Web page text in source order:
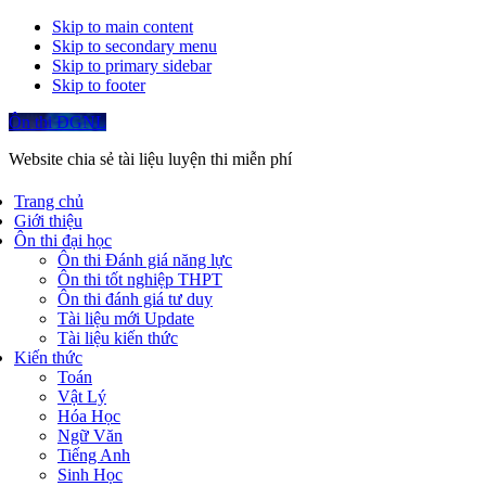
Skip to main content
Skip to secondary menu
Skip to primary sidebar
Skip to footer
Ôn thi ĐGNL
Website chia sẻ tài liệu luyện thi miễn phí
Trang chủ
Giới thiệu
Ôn thi đại học
Ôn thi Đánh giá năng lực
Ôn thi tốt nghiệp THPT
Ôn thi đánh giá tư duy
Tài liệu mới Update
Tài liệu kiến thức
Kiến thức
Toán
Vật Lý
Hóa Học
Ngữ Văn
Tiếng Anh
Sinh Học